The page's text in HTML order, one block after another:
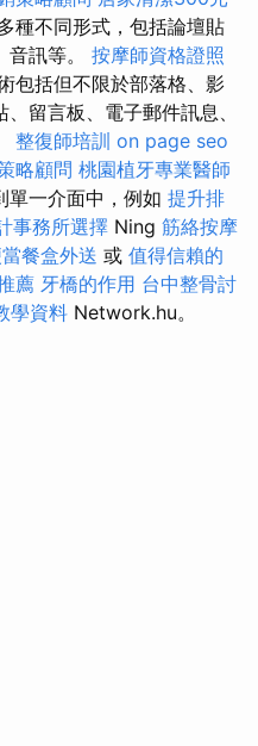
種不同形式，包括論壇貼
訊等。 按摩師資格證照
包括但不限於部落格、影
留言板、電子郵件訊息、
整復師培訓 on page seo
略顧問 桃園植牙專業醫師
單一介面中，例如 提升排
事務所選擇 Ning 筋絡按摩
餐盒外送 或 值得信賴的
薦 牙橋的作用 台中整骨討
學資料 Network.hu。